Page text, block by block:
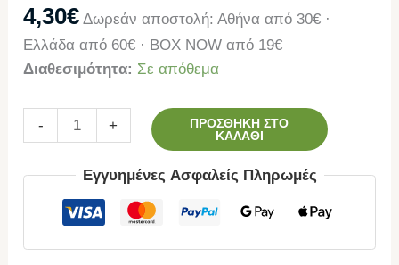
4,30€ Δωρεάν αποστολή: Αθήνα από 30€ ·
Ελλάδα από 60€ · BOX NOW από 19€
Διαθεσιμότητα: Σε απόθεμα
- +
ΠΡΟΣΘΉΚΗ ΣΤΟ
ΚΑΛΆΘΙ
Εγγυημένες Ασφαλείς Πληρωμές